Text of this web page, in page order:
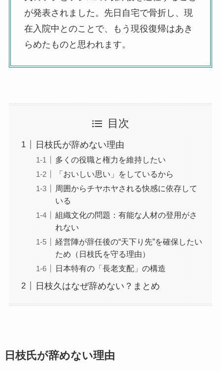
が発表されました。先日自宅で骨折し、現
在入院中とのことで、もう現役復帰はあき
らめたものと思われます。
目次
日枝氏が辞めない理由
多くの役職と権力を維持したい
「おいしい思い」をしているから
周囲からチヤホヤされる快感に依存して
いる
組織文化の問題：有能な人材の登用がさ
れない
経営陣が辞任後の“天下り先”を確保したい
ため（日枝氏を守る理由）
日本特有の「長老支配」の構造
日枝久はなぜ辞めない？まとめ
日枝氏が辞めない理由